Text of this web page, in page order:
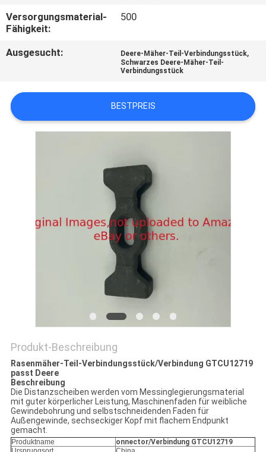
IN
VERBINDUNG
FORDERN
SIE EIN
PRIVACY
Versorgungsmaterial-
Fähigkeit:
500
Ausgesucht: Deere-Mäher-Teil-Verbindungsstück,
Schwarzes Deere-Mäher-Teil-
Verbindungsstück
BESTPREIS
Produkt-Beschreibung
Rasenmäher-Teil-Verbindungsstück/Verbindung GTCU12719
passt Deere
Beschreibung
Die Distanzscheiben werden vom Messinglegierungsmaterial
mit guter körperlicher Leistung, Maschinenfaden für weibliche
Gewindebohrung und selbstschneidenden Faden für
Außengewinde, sechseckiger Kopf mit flachem Endpunkt
gemacht.
Produktname
onnector/Verbindung GTCU12719